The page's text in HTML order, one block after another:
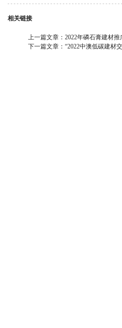
相关链接
上一篇文章： 2022年磷石膏建材推
下一篇文章： “2022中澳低碳建材